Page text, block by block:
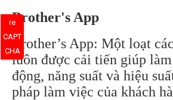
Brother's App
Brother’s App: Một loạt
luôn được cải tiến giúp
động, năng suất và hiệu
pháp làm việc của khách
re
CAPT
CHA